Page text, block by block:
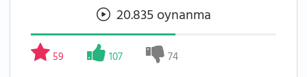
20.835 oynanma
59 107 74